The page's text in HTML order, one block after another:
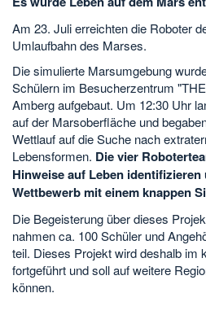
Am 23. Juli erreichten die Roboter
Umlaufbahn des Marses.
Die simulierte Marsumgebung
Schülern im Besucherzentrum
Amberg aufgebaut. Um 12:30 Uhr
auf der Marsoberfläche und
Wettlauf auf die Suche nach
Lebensformen. Die vier
Hinweise auf Leben
Wettbewerb mit einem knappen
Die Begeisterung über dieses
nahmen ca. 100 Schüler und
teil. Dieses Projekt wird deshalb im
fortgeführt und soll auf weitere
können.